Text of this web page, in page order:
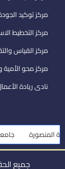
مركز توكيد
مركز التخطيط
مركز القياس
مركز محو الأمية
نادى ريادة
جميع